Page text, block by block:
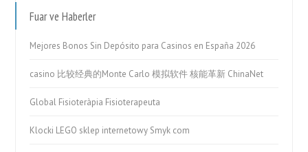
Fuar ve Haberler
Mejores Bonos Sin Depósito para Casinos en España 2026
casino 比较经典的Monte Carlo 模拟软件 核能革新 ChinaNet
Global Fisioteràpia Fisioterapeuta
Klocki LEGO sklep internetowy Smyk com